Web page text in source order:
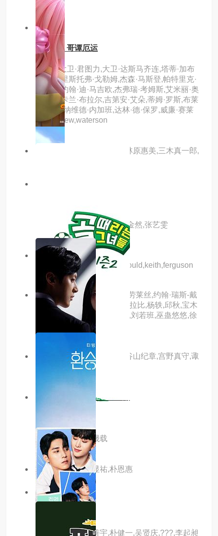
孝宏
7.0分 hd
蝙蝠侠：哥谭厄运
主演：大卫·君图力,大卫·达斯马齐连,塔蒂·加布
里埃,克里斯托弗·戈勒姆,杰森·马斯登,帕特里克·
法比安,约翰·迪·马吉欧,杰弗瑞·考姆斯,艾米丽·奥
布莱恩,卡兰·布拉尔,吉第安·艾朵,蒂姆·罗斯,布莱
恩·乔治,纳维德·内加班,达林·德·保罗,威廉·赛莱
耶,matthew,waterson
主演：松本梨香,大谷育江,林原惠美,三木真一郎,
主演：苏倩芸,吴凡,王雪沁,金然,张艺雯
主演：
patrick,stewart,alexander,gould,keith,ferguson
主演：特穆拉·莫里森,露西·劳莱丝,约翰·瑞斯-戴
维斯,瑞斯·达比,柯比,蒂莫西拉比,杨轶,邱秋,宝木
中阳,郭政建,林强,刘琮,张磊,刘若班,巫蛊悠悠,徐
燕,孟子焱,杨默
主演：寺岛拓笃,铃村健一,谷山纪章,宫野真守,诹
访部顺一,下野纮,鸟海浩辅
更新至第20260114期
主演：李寿根,裴晟载
主演：荷承里,金显祐,朴恩惠
7.0分 更新至22集
主演：咸恩静,尹善宇,朴健一,吴贤庆,???,李起昶